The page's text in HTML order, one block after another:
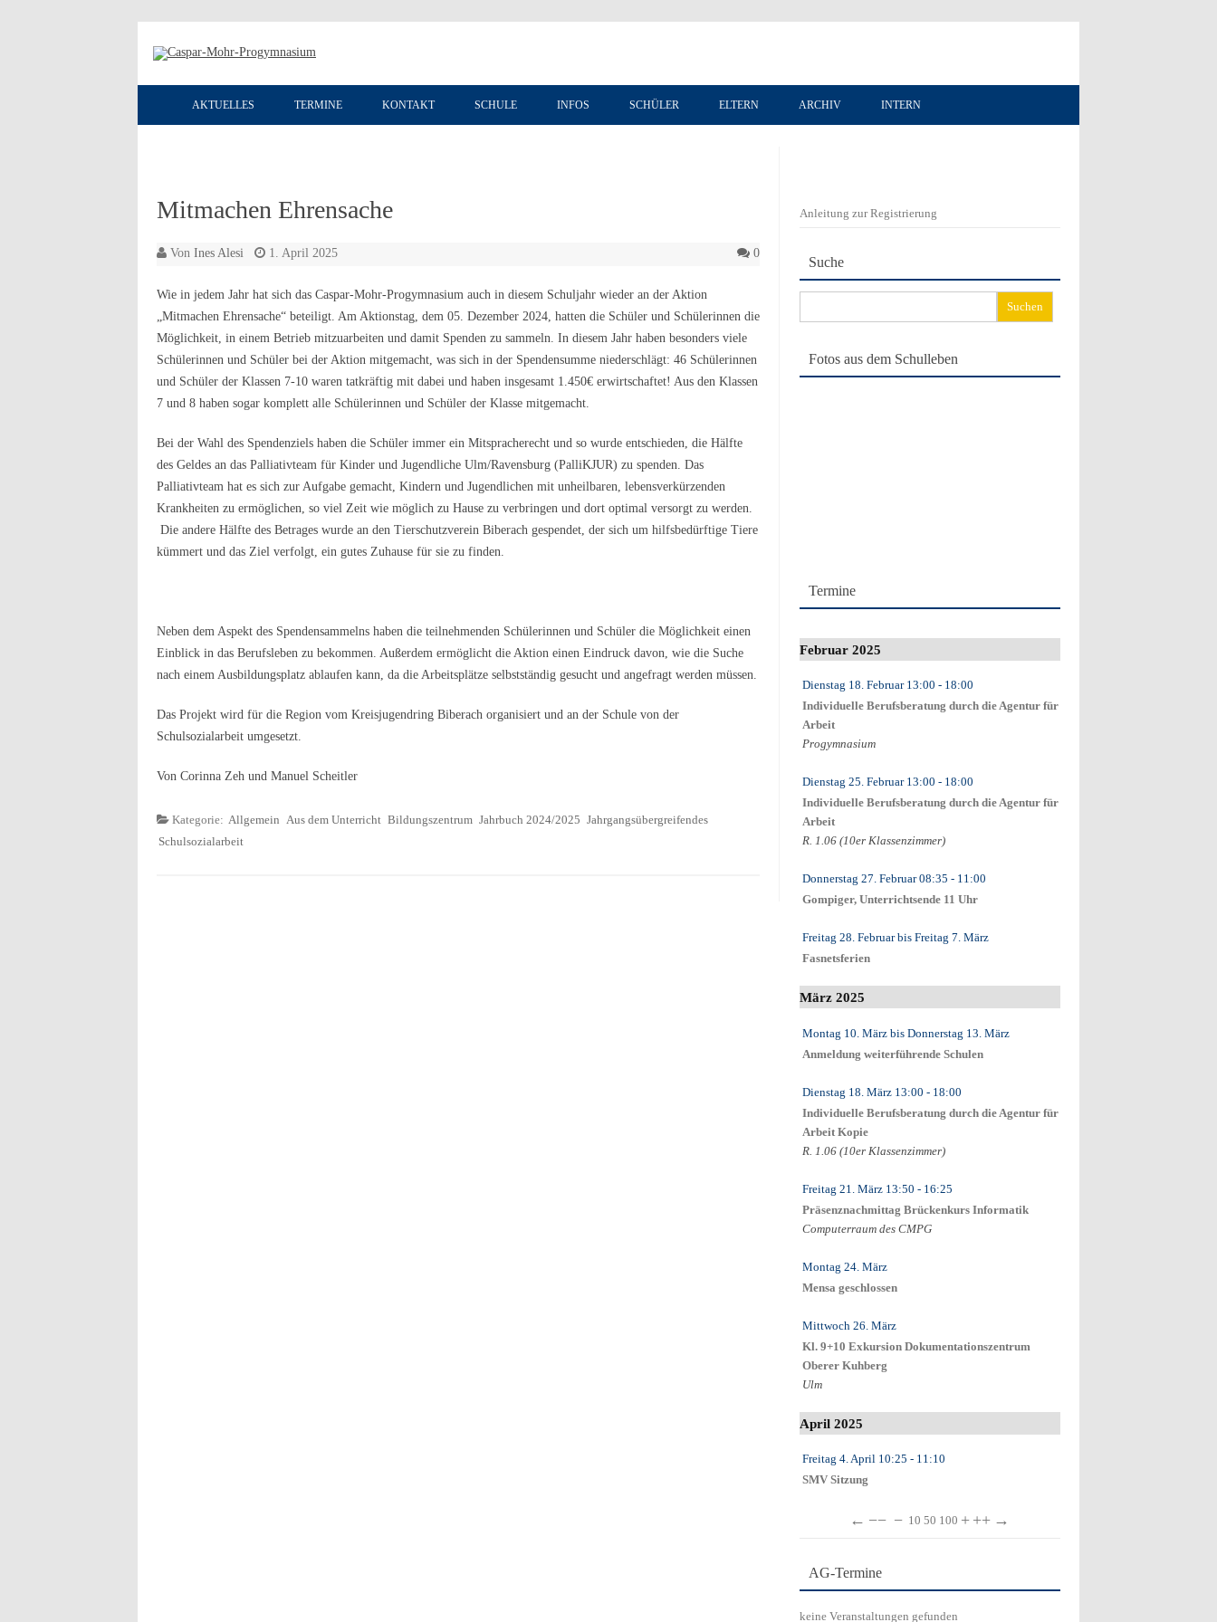
AKTUELLES TERMINE KONTAKT SCHULE INFOS SCHÜLER ELTERN ARCHIV INTERN
Mitmachen Ehrensache
Von Ines Alesi 1. April 2025 0
Wie in jedem Jahr hat sich das Caspar-Mohr-Progymnasium auch in diesem Schuljahr wieder an der Aktion
„Mitmachen Ehrensache“ beteiligt. Am Aktionstag, dem 05. Dezember 2024, hatten die Schüler und Schülerinnen die
Möglichkeit, in einem Betrieb mitzuarbeiten und damit Spenden zu sammeln. In diesem Jahr haben besonders viele
Schülerinnen und Schüler bei der Aktion mitgemacht, was sich in der Spendensumme niederschlägt: 46 Schülerinnen
und Schüler der Klassen 7-10 waren tatkräftig mit dabei und haben insgesamt 1.450€ erwirtschaftet! Aus den Klassen
7 und 8 haben sogar komplett alle Schülerinnen und Schüler der Klasse mitgemacht.
Bei der Wahl des Spendenziels haben die Schüler immer ein Mitspracherecht und so wurde entschieden, die Hälfte
des Geldes an das Palliativteam für Kinder und Jugendliche Ulm/Ravensburg (PalliKJUR) zu spenden. Das
Palliativteam hat es sich zur Aufgabe gemacht, Kindern und Jugendlichen mit unheilbaren, lebensverkürzenden
Krankheiten zu ermöglichen, so viel Zeit wie möglich zu Hause zu verbringen und dort optimal versorgt zu werden.
Die andere Hälfte des Betrages wurde an den Tierschutzverein Biberach gespendet, der sich um hilfsbedürftige Tiere
kümmert und das Ziel verfolgt, ein gutes Zuhause für sie zu finden.
Neben dem Aspekt des Spendensammelns haben die teilnehmenden Schülerinnen und Schüler die Möglichkeit einen
Einblick in das Berufsleben zu bekommen. Außerdem ermöglicht die Aktion einen Eindruck davon, wie die Suche
nach einem Ausbildungsplatz ablaufen kann, da die Arbeitsplätze selbstständig gesucht und angefragt werden müssen.
Das Projekt wird für die Region vom Kreisjugendring Biberach organisiert und an der Schule von der
Schulsozialarbeit umgesetzt.
Von Corinna Zeh und Manuel Scheitler
Kategorie: Allgemein Aus dem Unterricht Bildungszentrum Jahrbuch 2024/2025 Jahrgangsübergreifendes
Schulsozialarbeit
Anleitung zur Registrierung
Suche
nach:
Fotos aus dem Schulleben
Termine
Februar 2025
Dienstag 18. Februar13:00 - 18:00
Individuelle Berufsberatung durch die Agentur für
Arbeit
Progymnasium
Dienstag 25. Februar13:00 - 18:00
Individuelle Berufsberatung durch die Agentur für
Arbeit
R. 1.06 (10er Klassenzimmer)
Donnerstag 27. Februar08:35 - 11:00
Gompiger, Unterrichtsende 11 Uhr
Freitag 28. Februarbis Freitag 7. März
Fasnetsferien
März 2025
Montag 10. Märzbis Donnerstag 13. März
Anmeldung weiterführende Schulen
Dienstag 18. März13:00 - 18:00
Individuelle Berufsberatung durch die Agentur für
Arbeit Kopie
R. 1.06 (10er Klassenzimmer)
Freitag 21. März13:50 - 16:25
Präsenznachmittag Brückenkurs Informatik
Computerraum des CMPG
Montag 24. März
Mensa geschlossen
Mittwoch 26. März
Kl. 9+10 Exkursion Dokumentationszentrum
Oberer Kuhberg
Ulm
April 2025
Freitag 4. April 10:25 - 11:10
SMV Sitzung
← −− − 10 50 100 + ++ →
AG-Termine
keine Veranstaltungen gefunden